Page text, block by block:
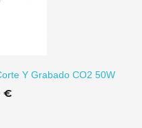
Y Grabado CO2 50W
€